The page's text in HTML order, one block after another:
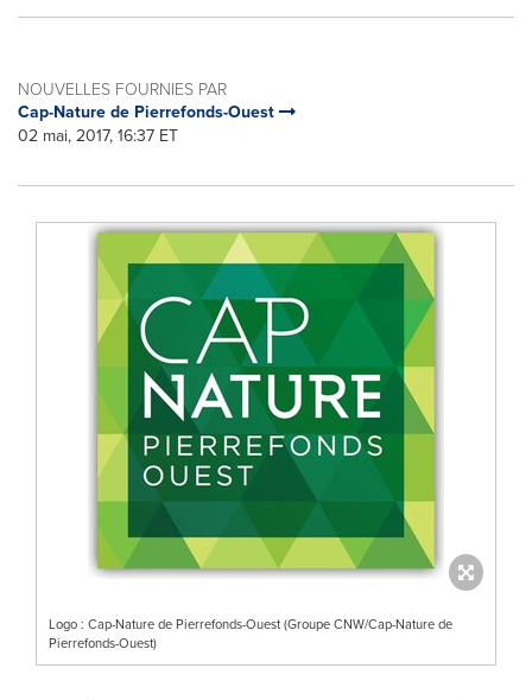
NOUVELLES FOURNIES PAR
Cap-Nature de Pierrefonds-Ouest
02 mai, 2017, 16:37 ET
Logo : Cap-Nature de Pierrefonds-Ouest (Groupe CNW/Cap-Nature de
Pierrefonds-Ouest)